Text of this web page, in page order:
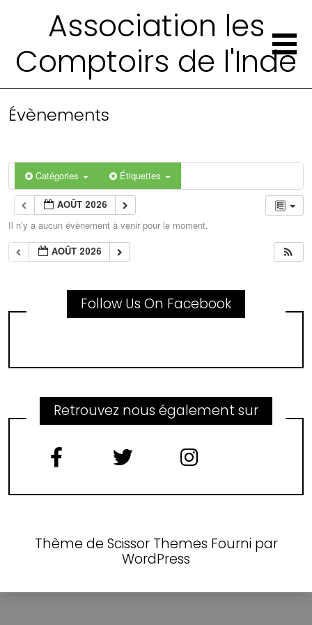
Association les
Comptoirs de l'Inde
Évènements
Catégories Étiquettes
AOÛT 2026
Il n’y a aucun évènement à venir pour le moment.
AOÛT 2026
Follow Us On Facebook
Retrouvez nous également sur
Thème de Scissor Themes Fourni par
WordPress